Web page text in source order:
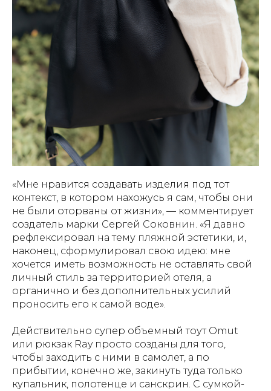
«Мне нравится создавать изделия под тот
контекст, в котором нахожусь я сам, чтобы они
не были оторваны от жизни», — комментирует
создатель марки Сергей Соковнин. «Я давно
рефлексировал на тему пляжной эстетики, и,
наконец, сформулировал свою идею: мне
хочется иметь возможность не оставлять свой
личный стиль за территорией отеля, а
органично и без дополнительных усилий
проносить его к самой воде».
Действительно супер объемный тоут Omut
или рюкзак Ray просто созданы для того,
чтобы заходить с ними в самолет, а по
прибытии, конечно же, закинуть туда только
купальник, полотенце и санскрин. С сумкой-